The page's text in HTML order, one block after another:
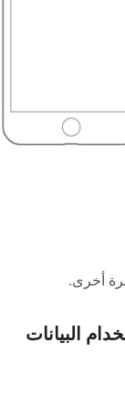
أخرى.
البيانات